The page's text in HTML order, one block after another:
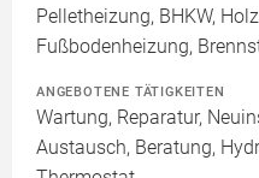
Pelletheizung, BHKW,
Fußbodenheizung,
ANGEBOTENE TÄTIGKEITEN
Wartung, Reparatur,
Austausch, Beratung,